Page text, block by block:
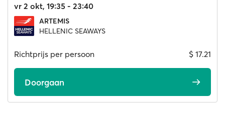
vr 2 okt, 19:35 - 23:40
ARTEMIS
HELLENIC SEAWAYS
Richtprijs per persoon $ 17.21
Doorgaan